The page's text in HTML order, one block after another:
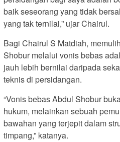
baik seseorang yang tidak
yang tak ternilai,” ujar Chairul.
Bagi Chairul S Matdiah,
Shobur melalui vonis bebas
jauh lebih bernilai daripada
teknis di persidangan.
“Vonis bebas Abdul Shobur
hukum, melainkan sebuah
bawahan yang terjepit dalam
timpang,” katanya.